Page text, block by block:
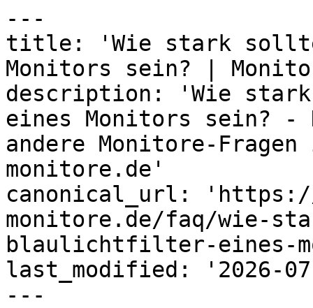
---
title: 'Wie stark
Monitors sein? |
description: 'Wie
eines Monitors sein? -
andere Monitore-
monitore.de'
canonical_url: 'https://
monitore.de/faq/wie-
blaulichtfilter-eines-
last_modified: '2026-
---